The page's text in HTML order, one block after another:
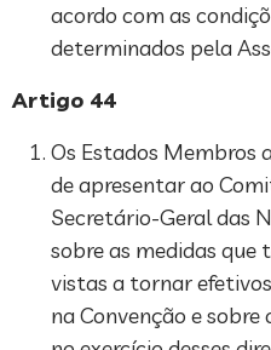
acordo com as
determinados pela
Artigo 44
Os Estados Membros
de apresentar ao
Secretário-Geral das
sobre as medidas
vistas a tornar
na Convenção e